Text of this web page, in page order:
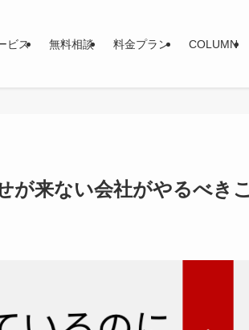
ビス 無料相談 料金プラン COLUMN
が来ない会社がやるべき